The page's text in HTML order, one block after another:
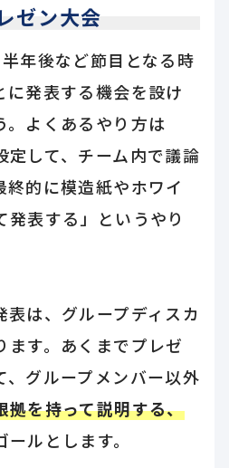
ゼン大会
年後など節目となる時
に発表する機会を設け
。よくあるやり方は
定して、チーム内で議論
終的に模造紙やホワイ
発表する」というやり
表は、グループディスカ
ます。あくまでプレゼ
、グループメンバー以外
拠を持って説明する、
ルとします。